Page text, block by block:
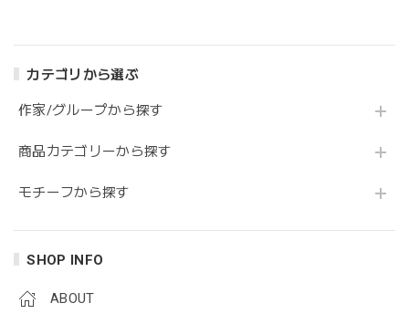
カテゴリから選ぶ
作家/グループから探す
商品カテゴリーから探す
モチーフから探す
SHOP INFO
ABOUT